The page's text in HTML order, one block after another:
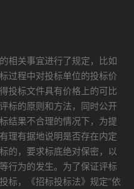
相关事宜进行了规定，比如
过程中对投标单位的投标价
投标文件具有价格上的可比
标的原则和方法，同时公开
结果不合理的情况下，为提
理有据地说明是否存在内定
的，要求标底绝对保密，以
行为的发生。为了保证评标
标，《招标投标法》规定“依